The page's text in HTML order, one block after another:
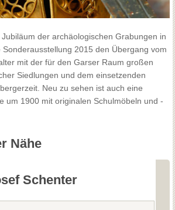
der archäologischen Grabungen in
2015 den Übergang vom
mit der für den Garser Raum großen
Siedlungen und dem einsetzenden
Neu zu sehen ist auch eine
um 1900 mit originalen Schulmöbeln und -
Nähe
Schenter